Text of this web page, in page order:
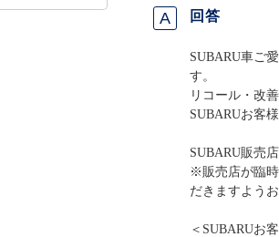
回答
SUBARU車ご
す。
リコール・改
SUBARUお客
SUBARU販売
※販売店が臨
だきますよう
＜SUBARUお